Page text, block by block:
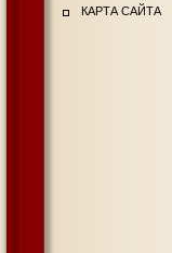
КАРТА САЙТА